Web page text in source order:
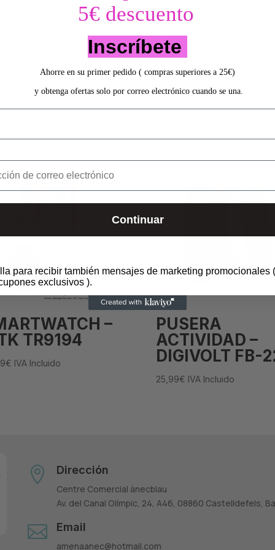
táctil de 1.45 pulgadas Con Cargador inalámbrico, Soporta
de Voz, Impermeable IP68, Bateria 380mAh, Soporta
–
TR9194
€ IVA Incluido
PUSERA
ACTIVIDAD –
DIGIVOLT FB-
25,99€ IVA Incluido
 Dirección
Centre Comercial ànecblau
Av. del Canal Olímpic, 24, A46, 08860 Castelldefels,
 Email
amenaanec@hotmail.com
5€ descuento
Inscríbete
Ahorre en su primer pedido ( compras superiores a 25€)
y obtenga ofertas solo por correo electrónico cuando se una.
Continuar
para recibir también mensajes de marketing promocionales
exclusivos ).